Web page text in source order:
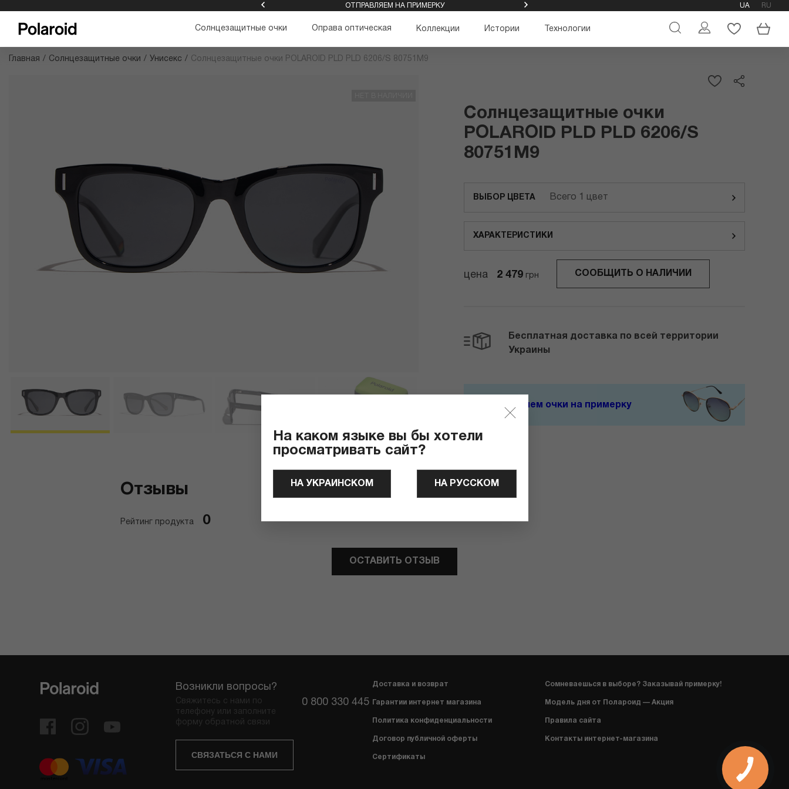
ОТПРАВЛЯЕМ НА ПРИМЕРКУ UA RU
Солнцезащитные очки Оправа оптическая Коллекции Истории Технологии
Главная / Солнцезащитные очки / Унисекс / Солнцезащитные очки POLAROID PLD PLD 6206/S 80751M9
Солнцезащитные очки
POLAROID PLD PLD 6206/S
80751M9
ВЫБОР ЦВЕТА Всего 1 цвет
ХАРАКТЕРИСТИКИ
цена 2 479 грн СООБЩИТЬ О НАЛИЧИИ
Бесплатная доставка по всей территории
Украины
Отправляем очки на примерку
Отзывы
Рейтинг продукта 0
ОСТАВИТЬ ОТЗЫВ
Возникли вопросы?
Свяжитесь с нами по
телефону или заполните
форму обратной связи
0 800 330 445
СВЯЗАТЬСЯ С НАМИ
Доставка и возврат
Гарантии интернет магазина
Политика конфиденциальности
Договор публичной оферты
Сертификаты
Сомневаешься в выборе? Заказывай примерку!
Модель дня от Полароид — Акция
Правила сайта
Контакты интернет-магазина
На каком языке вы бы хотели
просматривать сайт?
НА УКРАИНСКОМ НА РУССКОМ